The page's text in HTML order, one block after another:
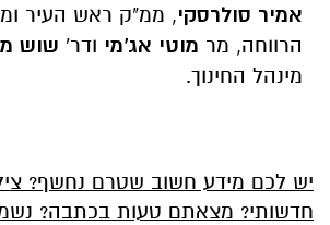
אמיר סולרסקי, ממ"ק ראש העיר
הרווחה, מר מוטי אג'מי ודר' שוש
מינהל החינוך.
יש לכם מידע חשוב שטרם נחשף?
חדשותי? מצאתם טעות בכתבה?